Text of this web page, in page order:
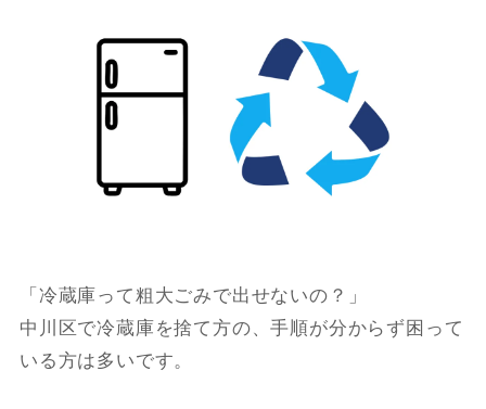
「冷蔵庫って粗大ごみで出せないの？」
中川区で冷蔵庫を捨て方の、手順が分からず困って
いる方は多いです。